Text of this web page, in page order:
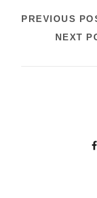
PREVIOUS
NEXT